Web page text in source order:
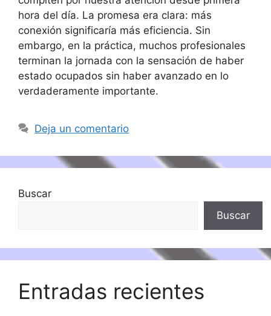
hora del día. La promesa era clara: más
conexión significaría más eficiencia. Sin
embargo, en la práctica, muchos profesionales
terminan la jornada con la sensación de haber
estado ocupados sin haber avanzado en lo
verdaderamente importante.
Deja un comentario
Buscar
Buscar
Entradas recientes